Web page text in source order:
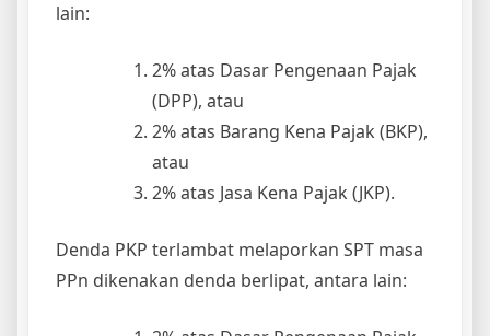
lain:
2% atas Dasar Pengenaan Pajak
(DPP), atau
2% atas Barang Kena Pajak (BKP),
atau
2% atas Jasa Kena Pajak (JKP).
Denda PKP terlambat melaporkan SPT masa
PPn dikenakan denda berlipat, antara lain: